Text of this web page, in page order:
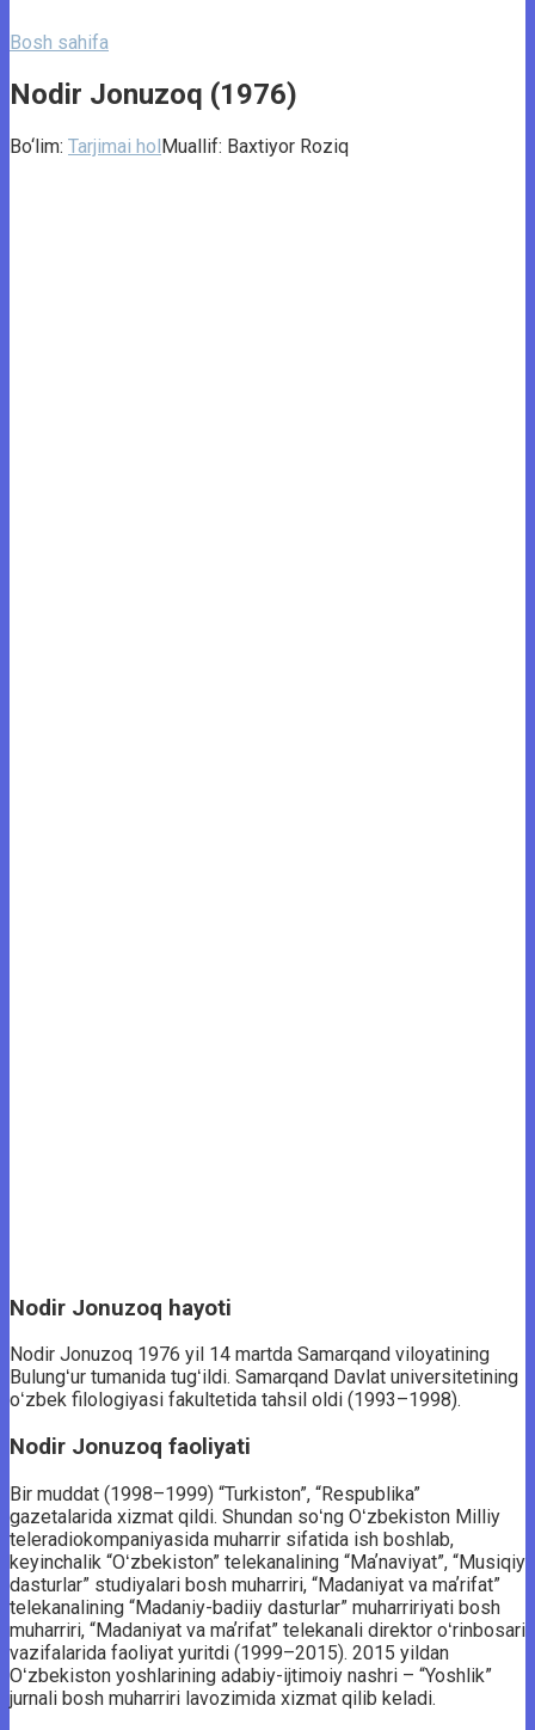
Bosh sahifa
Nodir Jonuzoq (1976)
Bo‘lim: Tarjimai holMuallif: Baxtiyor Roziq
Nodir Jonuzoq hayoti
Nodir Jonuzoq 1976 yil 14 martda Samarqand viloyatining
Bulungʻur tumanida tugʻildi. Samarqand Davlat universitetining
oʻzbek filologiyasi fakultetida tahsil oldi (1993–1998).
Nodir Jonuzoq faoliyati
Bir muddat (1998–1999) “Turkiston”, “Respublika”
gazetalarida xizmat qildi. Shundan soʻng Oʻzbekiston Milliy
teleradiokompaniyasida muharrir sifatida ish boshlab,
keyinchalik “Oʻzbekiston” telekanalining “Maʼnaviyat”, “Musiqiy
dasturlar” studiyalari bosh muharriri, “Madaniyat va maʼrifat”
telekanalining “Madaniy-badiiy dasturlar” muharririyati bosh
muharriri, “Madaniyat va maʼrifat” telekanali direktor oʻrinbosari
vazifalarida faoliyat yuritdi (1999–2015). 2015 yildan
Oʻzbekiston yoshlarining adabiy-ijtimoiy nashri – “Yoshlik”
jurnali bosh muharriri lavozimida xizmat qilib keladi.